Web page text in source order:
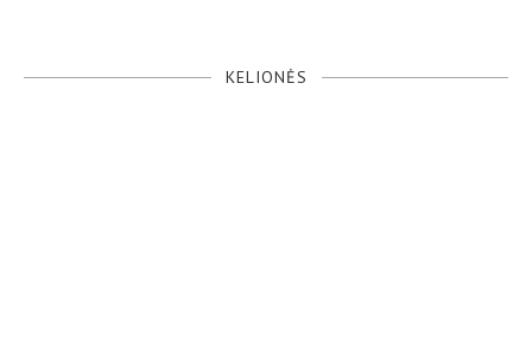
KELIONĖS